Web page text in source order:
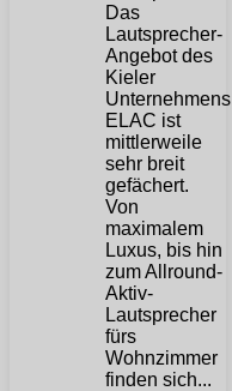
Das
Lautsprecher-
Angebot des
Kieler
Unternehmens
ELAC ist
mittlerweile
sehr breit
gefächert.
Von
maximalem
Luxus, bis hin
zum Allround-
Aktiv-
Lautsprecher
fürs
Wohnzimmer
finden sich...